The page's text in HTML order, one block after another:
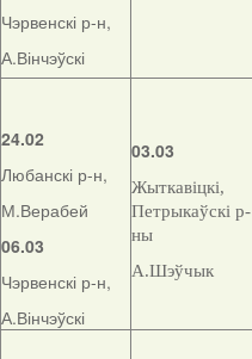
Чэрвенскі р-н,
А.Вінчэўскі
24.02
Любанскі р-н,
М.Верабей
06.03
Чэрвенскі р-н,
А.Вінчэўскі
03.03
Жыткавіцкі,
Петрыкаўскі р-
ны
А.Шэўчык